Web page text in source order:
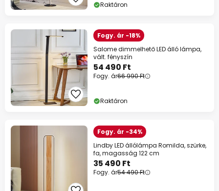
Raktáron
Fogy. ár -18%
Salome dimmelhető LED álló lámpa,
vált. fényszín
54 490 Ft
Fogy. ár66 990 Ft
Raktáron
Fogy. ár -34%
Lindby LED állólámpa Romilda, szürke,
fa, magasság 122 cm
35 490 Ft
Fogy. ár54 490 Ft